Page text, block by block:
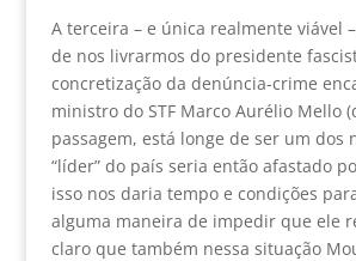
A terceira – e única realmente viável
de nos livrarmos do presidente
concretização da denúncia-crime
ministro do STF Marco Aurélio Mello
passagem, está longe de ser um dos
“líder” do país seria então afastado
isso nos daria tempo e condições
alguma maneira de impedir que ele
claro que também nessa situação